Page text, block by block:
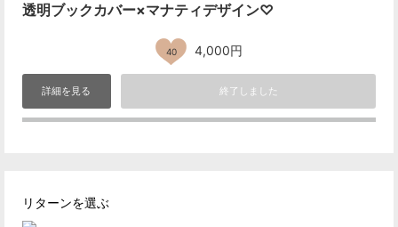
透明ブックカバー×マナティデザイン♡
40 4,000円
詳細を見る 終了しました
リターンを選ぶ